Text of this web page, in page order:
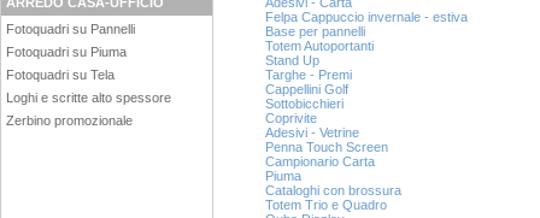
Fotoquadri su Pannelli
Fotoquadri su Piuma
Fotoquadri su Tela
Loghi e scritte alto spessore
Zerbino promozionale
Adesivi - Carta
Felpa Cappuccio invernale - estiva
Base per pannelli
Totem Autoportanti
Stand Up
Targhe - Premi
Cappellini Golf
Sottobicchieri
Coprivite
Adesivi - Vetrine
Penna Touch Screen
Campionario Carta
Piuma
Cataloghi con brossura
Totem Trio e Quadro